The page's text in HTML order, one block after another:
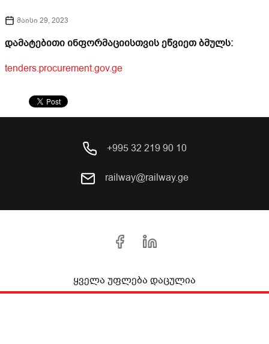
მაისი 29, 2023
დამატებითი ინფორმაციისთვის ეწვიეთ ბმულს:
tenders.procurement.gov.ge
+995 32 219 90 10
railway@railway.ge
ყველა უფლება დაცულია